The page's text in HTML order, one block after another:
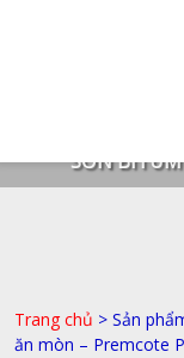
SƠN BITUM
Trang chủ > Sản
ăn mòn – Premcote